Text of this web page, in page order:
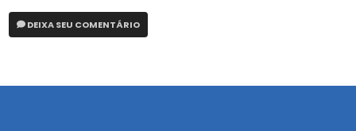
DEIXA SEU COMENTÁRIO